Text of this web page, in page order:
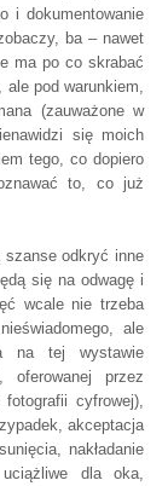
i dokumentowanie
ba – nawet
ma po co skrabać
pod warunkiem,
(zauważone w
się moich
tego, co dopiero
to, co już
szanse odkryć inne
się na odwagę i
wcale nie trzeba
ale
na tej wystawie
oferowanej przez
cyfrowej),
akceptacja
nakładanie
dla oka,